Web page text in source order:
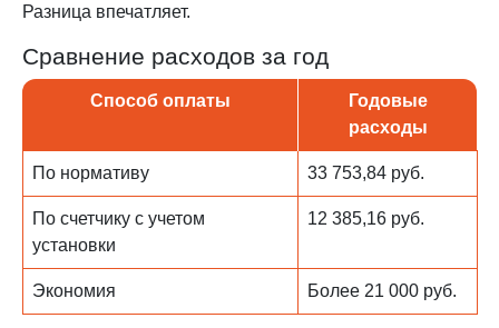
Разница впечатляет.
Сравнение расходов за год
Способ оплаты
Годовые
расходы
По нормативу 33 753,84 руб.
По счетчику с учетом
установки
12 385,16 руб.
Экономия Более 21 000 руб.